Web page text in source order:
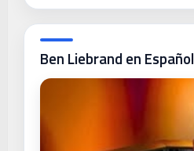
Ben Liebrand en Español